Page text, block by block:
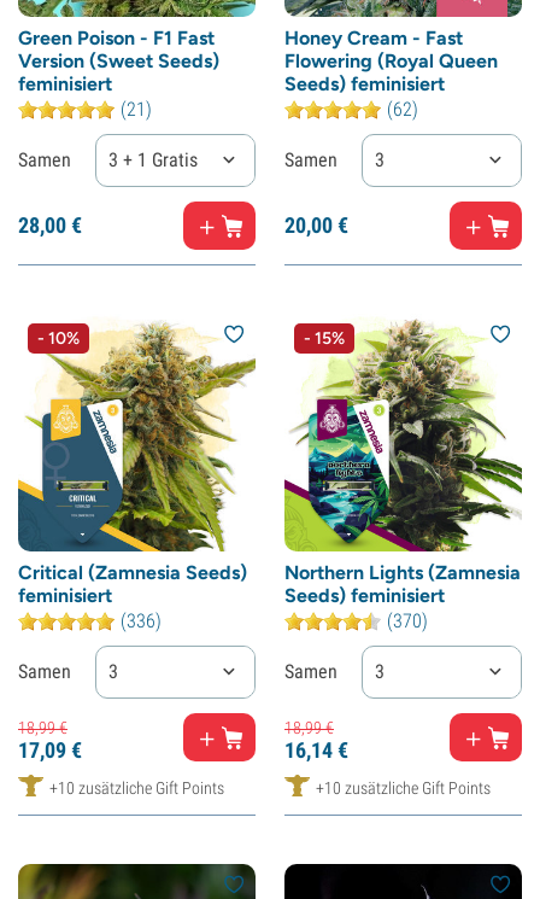
Green Poison - F1 Fast
Version (Sweet Seeds)
feminisiert
(21)
Samen 3 + 1 Gratis
28,00€
Honey Cream - Fast
Flowering (Royal Queen
Seeds) feminisiert
(62)
Samen 3
20,00€
- 10%
Critical (Zamnesia Seeds)
feminisiert
(336)
Samen 3
18,99€
17,09€
+10 zusätzliche Gift Points
- 15%
Northern Lights (Zamnesia
Seeds) feminisiert
(370)
Samen 3
18,99€
16,14€
+10 zusätzliche Gift Points